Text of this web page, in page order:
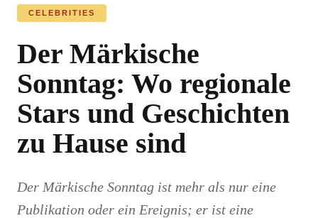
CELEBRITIES
Der Märkische
Sonntag: Wo regionale
Stars und Geschichten
zu Hause sind
Der Märkische Sonntag ist mehr als nur eine
Publikation oder ein Ereignis; er ist eine